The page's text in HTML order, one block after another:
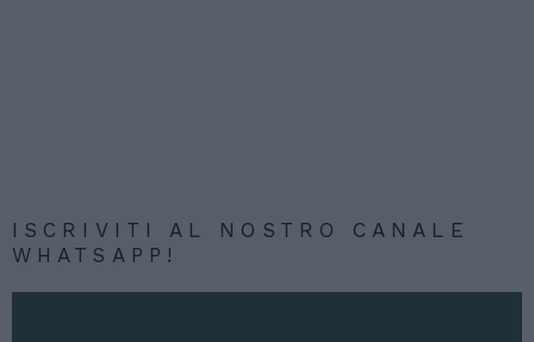
ISCRIVITI AL NOSTRO CANALE
WHATSAPP!